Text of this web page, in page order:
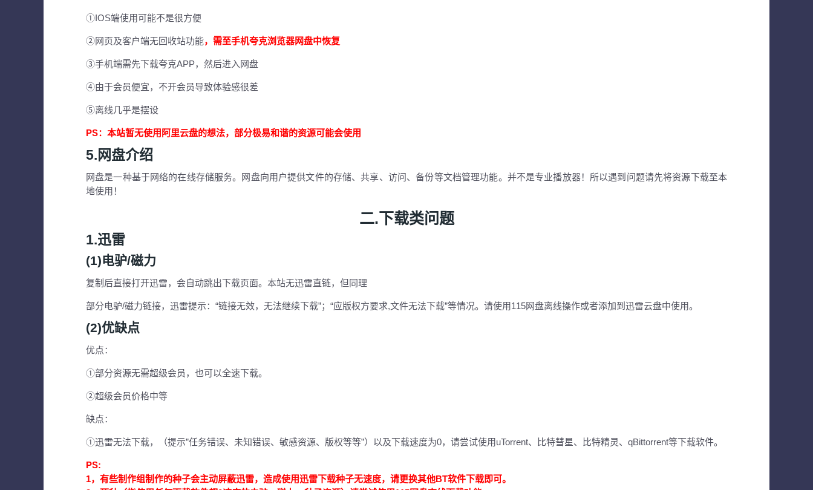
①IOS端使用可能不是很方便
②网页及客户端无回收站功能，需至手机夸克浏览器网盘中恢复
③手机端需先下载夸克APP，然后进入网盘
④由于会员便宜，不开会员导致体验感很差
⑤离线几乎是摆设
PS：本站暂无使用阿里云盘的想法，部分极易和谐的资源可能会使用
5.网盘介绍
网盘是一种基于网络的在线存储服务。网盘向用户提供文件的存储、共享、访问、备份等文档管理功能。并不是专业播放器！所以遇到问题请先将资源下载至本
地使用！
二.下载类问题
1.迅雷
(1)电驴/磁力
复制后直接打开迅雷，会自动跳出下载页面。本站无迅雷直链，但同理
部分电驴/磁力链接，迅雷提示：“链接无效，无法继续下载”；“应版权方要求,文件无法下载”等情况。请使用115网盘离线操作或者添加到迅雷云盘中使用。
(2)优缺点
优点：
①部分资源无需超级会员，也可以全速下载。
②超级会员价格中等
缺点：
①迅雷无法下载，（提示”任务错误、未知错误、敏感资源、版权等等”）以及下载速度为0，请尝试使用uTorrent、比特彗星、比特精灵、qBittorrent等下载软件。
PS:
1，有些制作组制作的种子会主动屏蔽迅雷，造成使用迅雷下载种子无速度，请更换其他BT软件下载即可。